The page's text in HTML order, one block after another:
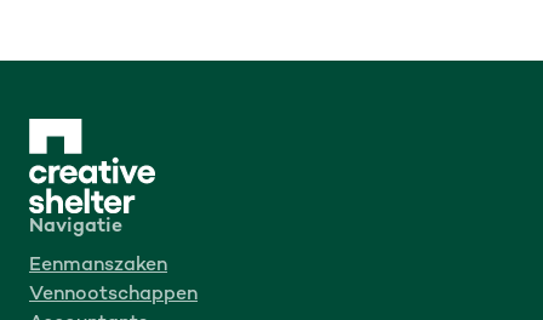
Navigatie
Eenmanszaken
Vennootschappen